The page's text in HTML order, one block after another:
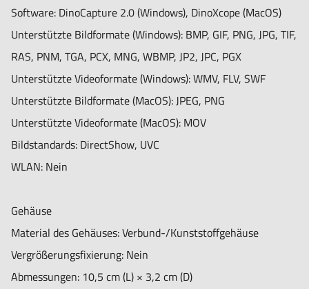
Informationen
Lieferumfang: Mikroskop, Software-CD, Benutzerhandbuch
Garantie: 2 Jahre europäische Garantie
Zulassungen: CE, FCC, ROHS
Software: DinoCapture 2.0 (Windows), DinoXcope (MacOS)
Unterstützte Bildformate (Windows): BMP, GIF, PNG, JPG, TIF,
RAS, PNM, TGA, PCX, MNG, WBMP, JP2, JPC, PGX
Unterstützte Videoformate (Windows): WMV, FLV, SWF
Unterstützte Bildformate (MacOS): JPEG, PNG
Unterstützte Videoformate (MacOS): MOV
Bildstandards: DirectShow, UVC
WLAN: Nein
Gehäuse
Material des Gehäuses: Verbund-/Kunststoffgehäuse
Vergrößerungsfixierung: Nein
Abmessungen: 10,5 cm (L) × 3,2 cm (D)